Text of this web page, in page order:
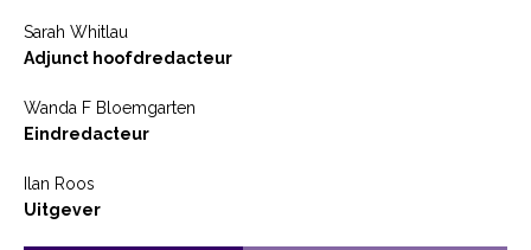
Sarah Whitlau
Adjunct hoofdredacteur
Wanda F Bloemgarten
Eindredacteur
Ilan Roos
Uitgever